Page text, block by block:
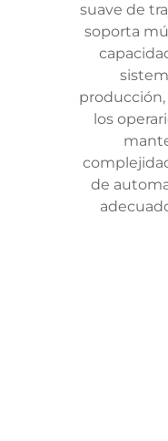
suave de
soporta
los
de